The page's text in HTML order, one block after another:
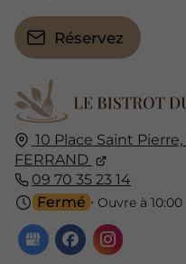
10 Place Saint Pierre,
FERRAND
09 70 35 23 14
Fermé ⋅ Ouvre à 10:00
Réservez